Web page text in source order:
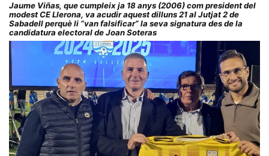
Jaume Viñas, que cumpleix ja 18 anys (2006) com president del
modest CE Llerona, va acudir aquest dilluns 21 al Jutjat 2 de
Sabadell perquè li “van falsificar” la seva signatura des de la
candidatura electoral de Joan Soteras